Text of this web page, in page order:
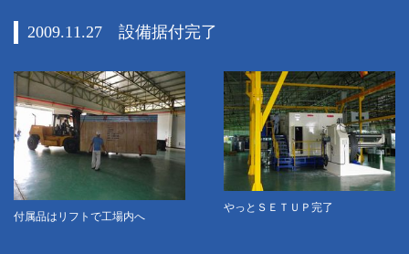
2009.11.27 設備据付完了
付属品はリフトで工場内へ
やっとＳＥＴＵＰ完了